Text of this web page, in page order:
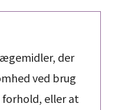
der
ved brug
forhold, eller at